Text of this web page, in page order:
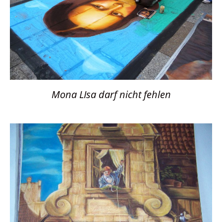
Mona LIsa darf nicht fehlen